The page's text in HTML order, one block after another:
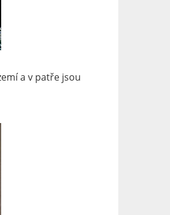
a v patře jsou